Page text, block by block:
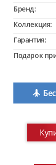
Бренд:
Коллекция:
Гарантия:
Подарок